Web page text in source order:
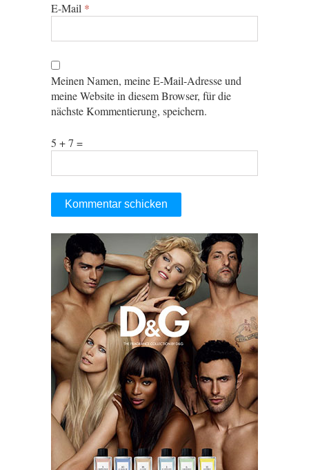
E-Mail *
Meinen Namen, meine E-Mail-Adresse und
meine Website in diesem Browser, für die
nächste Kommentierung, speichern.
5 + 7 =